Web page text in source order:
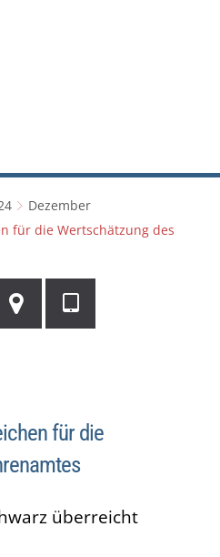
Dezember
für die Wertschätzung des
für die
überreicht